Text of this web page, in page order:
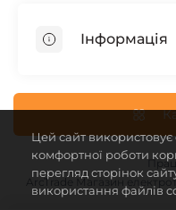
Інформація
Співпраця з нами
Про магазин
Доставка і оплата
Угода користувача
ArcTrade Магазин
Цей сайт
комфортної роботи
перегляд сторінок
використання файлів